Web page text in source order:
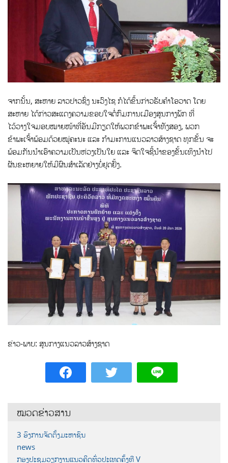
ຈາກນັ້ນ, ສະຫາຍ ລາວປາວຊົ່ງ ນະວົງໄຊ ກໍໄດ້ຂຶ້ນກ່າວຮັບຄໍາໂອວາດ ໂດຍ
ສະຫາຍ ໄດ້ກ່າວສະແດງຄວາມຂອບໃຈຕໍ່ກົມການເມືອງສູນກາງພັກ ທີ່
ໄວ້ວາງໃຈມອບໝາຍໜ້າທີ່ອັນມີກຽດໃຫ້ພວກຂ້າພະເຈົ້າທັງສອງ, ພວກ
ຂ້າພະເຈົ້າພ້ອມດ້ວຍໝູ່ຄະນະ ແລະ ກໍາມະການແນວລາວສ້າງຊາດ ທຸກຂັ້ນ ຈະ
ພ້ອມກັນນໍາເອົາຄວາມເປັນຫ່ວງເປັນໃຍ ແລະ ຈິດໃຈຊີ້ນໍາຂອງຂັ້ນເທິງນໍາໄປ
ຜັນຂະຫຍາຍໃຫ້ມີຜົນສໍາເລັດຢ່າງບໍ່ຢຸດຢັ້ງ.
ຂ່າວ-ພາບ: ສູນກາງແນວລາວສ້າງຊາດ
ໝວດຂ່າວສານ
3 ອົງການຈັດຕັ້ງມະຫາຊົນ
news
ກອງປະຊຸມວຽກງານແນວຄິດທົ່ວປະເທດຄັ້ງທີ V